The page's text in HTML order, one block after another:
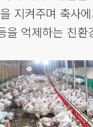
지켜주며 축사
을 억제하는 친환